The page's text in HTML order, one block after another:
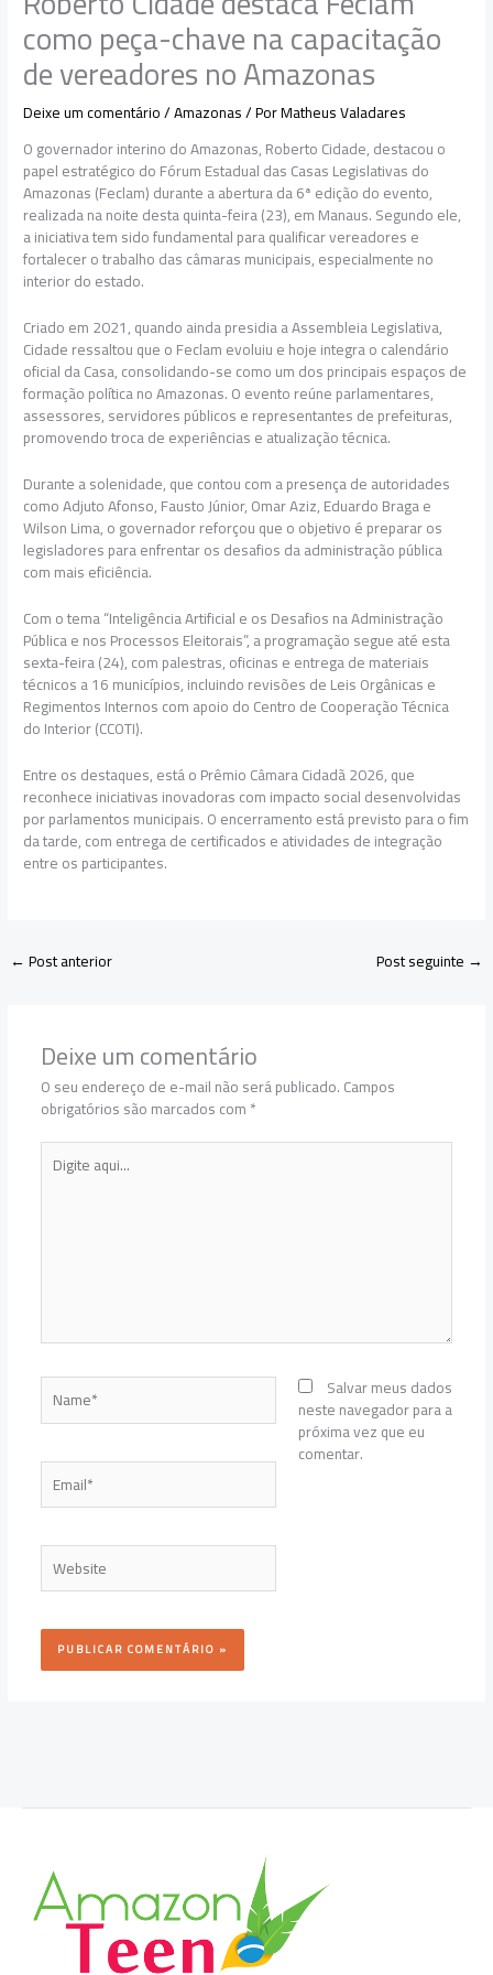
como peça-chave na capacitação
de vereadores no Amazonas
Deixe um comentário/Amazonas/ PorMatheus Valadares
O governador interino do Amazonas,Roberto Cidade, destacou o
papel estratégico do Fórum Estadual das Casas Legislativas do
Amazonas (Feclam) durante a abertura da 6ª edição do evento,
realizada na noite desta quinta-feira (23), em Manaus. Segundo ele,
a iniciativa tem sido fundamental para qualificar vereadores e
fortalecer o trabalho das câmaras municipais, especialmente no
interior do estado.
Criado em 2021, quando ainda presidia a Assembleia Legislativa,
Cidade ressaltou que o Feclam evoluiu e hoje integra o calendário
oficial da Casa, consolidando-se como um dos principais espaços de
formação política no Amazonas. O evento reúne parlamentares,
assessores, servidores públicos e representantes de prefeituras,
promovendo troca de experiências e atualização técnica.
Durante a solenidade, que contou com a presença de autoridades
comoAdjuto Afonso,Fausto Júnior,Omar Aziz,Eduardo Bragae
Wilson Lima, o governador reforçou que o objetivo é preparar os
legisladores para enfrentar os desafios da administração pública
com mais eficiência.
Com o tema “Inteligência Artificial e os Desafios na Administração
Pública e nos Processos Eleitorais”, a programação segue até esta
sexta-feira (24), com palestras, oficinas e entrega de materiais
técnicos a 16 municípios, incluindo revisões de Leis Orgânicas e
Regimentos Internos com apoio do Centro de Cooperação Técnica
do Interior (CCOTI).
Entre os destaques, está o Prêmio Câmara Cidadã 2026, que
reconhece iniciativas inovadoras com impacto social desenvolvidas
por parlamentos municipais. O encerramento está previsto para o fim
da tarde, com entrega de certificados e atividades de integração
entre os participantes.
←Post anterior Post seguinte →
Deixe um comentário
O seu endereço de e-mail não será publicado.Campos
obrigatórios são marcados com*
Digite
aqui...
Name*
Email*
Website
Salvar meus dados
neste navegador para a
próxima vez que eu
comentar.